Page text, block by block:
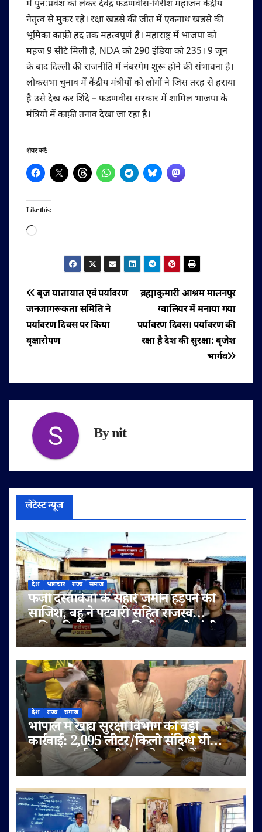
में पुन:प्रवेश को लेकर देवेंद्र फडणवीस-गिरीश महाजन केंद्रीय
नेतृत्व से मुकर रहे। रक्षा खडसे की जीत में एकनाथ खडसे की
भूमिका काफ़ी हद तक महत्वपूर्ण है। महाराष्ट्र में भाजपा को
महज 9 सीटे मिली है, NDA को 290 इंडिया को 235। 9 जून
के बाद दिल्ली की राजनीति में नंबरगेम शुरू होने की संभावना है।
लोकसभा चुनाव में केंद्रीय मंत्रीयों को लोगों ने जिस तरह से हराया
है उसे देख कर शिंदे – फडणवीस सरकार में शामिल भाजपा के
मंत्रियो में काफ़ी तनाव देखा जा रहा है।
शेयर करें:
Like this:
Loading…
पोस्ट
नेविगेशन
ब्रह्माकुमारी आश्रम मालनपुर
ग्वालियर में मनाया गया
पर्यावरण दिवस। पर्यावरण की
रक्षा है देश की सुरक्षा: बृजेश
भार्गव
बृज यातायात एवं पर्यावरण
जनजागरूकता समिति ने
पर्यावरण दिवस पर किया
वृक्षारोपण
Bynit
लेटेस्ट न्यूज
देश भ्रष्टाचार राज्य समाज
फर्जी दस्तावेजों के सहारे जमीन हड़पने की
साजिश, बहू ने पटवारी सहित राजस्व
अधिकारियों पर लगाए मिलीभगत के गंभीर
आरोप
देश राज्य समाज
भोपाल में खाद्य सुरक्षा विभाग की बड़ी
कार्रवाई: 2,095 लीटर/किलो संदिग्ध घी
जब्त, सप्लाई चेन भी जांच के दायरे में